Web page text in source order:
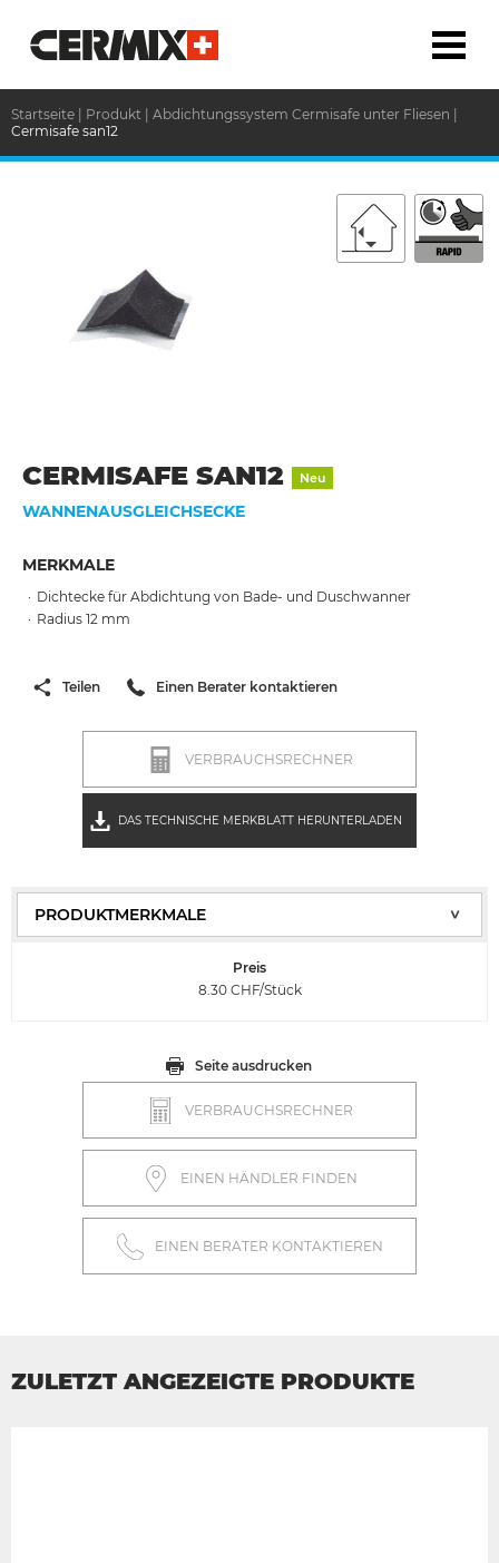
Startseite Produkt Abdichtungssystem Cermisafe unter Fliesen
Cermisafe san12
CERMISAFE SAN12 Neu
WANNENAUSGLEICHSECKE
MERKMALE
Dichtecke für Abdichtung von Bade- und Duschwanner
Radius 12 mm
Teilen Einen Berater kontaktieren
VERBRAUCHSRECHNER
DAS TECHNISCHE MERKBLATT HERUNTERLADEN
Preis
8.30 CHF/Stück
Seite ausdrucken
VERBRAUCHSRECHNER
EINEN HÄNDLER FINDEN
EINEN BERATER KONTAKTIEREN
ZULETZT ANGEZEIGTE PRODUKTE